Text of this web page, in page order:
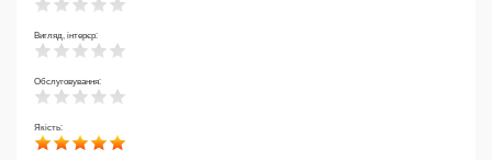
Вигляд, інтерєр:
Обслуговування:
Якість: